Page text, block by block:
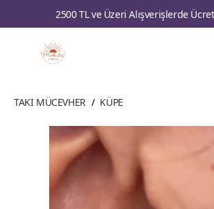
2500 TL ve Üzeri Alışverişlerde
TAKI MÜCEVHER / KÜPE